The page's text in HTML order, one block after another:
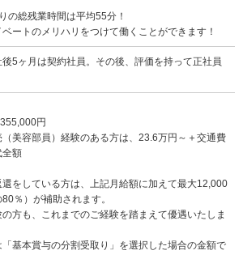
の総残業時間は平均55分！
ートのメリハリをつけて働くことができます！
5ヶ月は契約社員。その後、評価を持って正社員
円
美容部員）経験のある方は、23.6万円～＋交通費
全額
をしている方は、上記月給額に加えて最大12,000
％）が補助されます。
方も、これまでのご経験を踏まえて優遇いたしま
基本賞与の分割受取り」を選択した場合の金額で